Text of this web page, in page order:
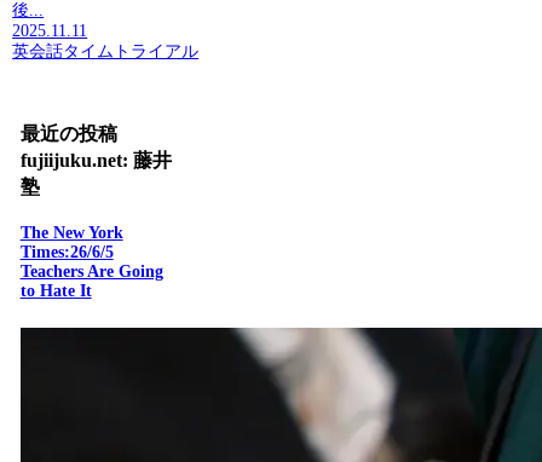
後...
2025.11.11
英会話タイムトライアル
最近の投稿
fujiijuku.net: 藤井
塾
The New York
Times:26/6/5
Teachers Are Going
to Hate It